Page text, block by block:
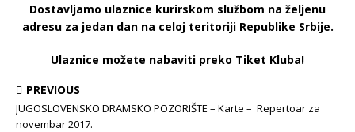
Dostavljamo ulaznice kurirskom službom na željenu
adresu za jedan dan na celoj teritoriji Republike Srbije.
Ulaznice možete nabaviti preko Tiket Kluba!
PREVIOUS
JUGOSLOVENSKO DRAMSKO POZORIŠTE – Karte – Repertoar za
novembar 2017.